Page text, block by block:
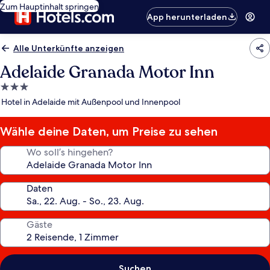
Zum Hauptinhalt springen
App herunterladen
Alle Unterkünfte anzeigen
Adelaide Granada Motor Inn
3.0-
Sterne-
Hotel in Adelaide mit Außenpool und Innenpool
Wähle deine Daten, um Preise zu sehen
Wo soll’s hingehen?
Daten
Gäste